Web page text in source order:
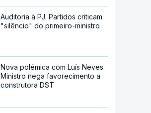
Auditoria à PJ. Partidos criticam
"silêncio" do primeiro-ministro
Nova polémica com Luís Neves.
Ministro nega favorecimento a
construtora DST